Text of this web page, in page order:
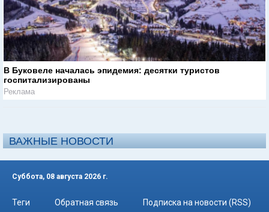
В Буковеле началась эпидемия: десятки туристов
госпитализированы
Реклама
ВАЖНЫЕ НОВОСТИ
Суббота, 08 августа 2026 г.
Теги Обратная связь
Подписка на новости (RSS)